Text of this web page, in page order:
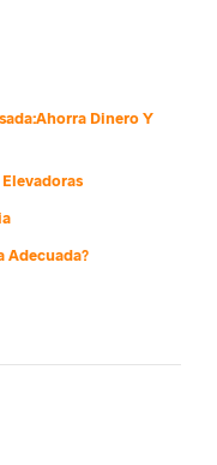
Dinero Y
Adecuada?